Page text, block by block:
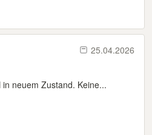
25.04.2026
neuem Zustand. Keine...